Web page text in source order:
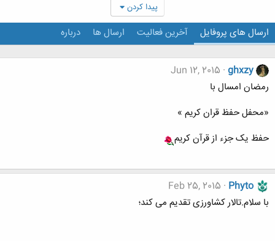
پیدا کردن
ارسال های پروفایل آخرین فعالیت ارسال ها درباره
ghxzy
Jun 12, 2015
رمضان امسال با
«محفل حفظ قران کریم »
حفظ یک جزء از قرآن کریم
Phyto
Feb 25, 2015
با سلام.تالار کشاورزی تقدیم می کند؛